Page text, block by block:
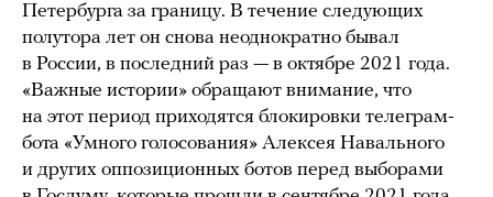
Петербурга за границу. В течение следующих
полутора лет он снова неоднократно бывал
в России, в последний раз — в октябре 2021 года.
«Важные истории» обращают внимание, что
на этот период приходятся блокировки телеграм-
бота «Умного голосования» Алексея Навального
и других оппозиционных ботов перед выборами